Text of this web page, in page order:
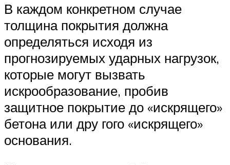
В каждом конкретном случае
толщина покрытия должна
определяться исходя из
прогнозируемых ударных нагрузок,
которые могут вызвать
искрообразование, пробив
защитное покрытие до «искрящего»
бетона или дру гого «искрящего»
основания.